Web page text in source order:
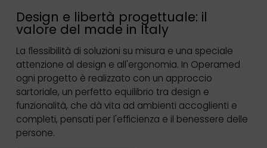
Design e libertà progettuale: il
valore del made in Italy
La flessibilità di soluzioni su misura e una speciale
attenzione al design e all'ergonomia. In Operamed
ogni progetto è realizzato con un approccio
sartoriale, un perfetto equilibrio tra design e
funzionalità, che dà vita ad ambienti accoglienti e
completi, pensati per l'efficienza e il benessere delle
persone.